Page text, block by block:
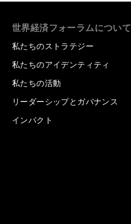
世界経済フォーラムについて
私たちのストラテジー
私たちのアイデンティティ
私たちの活動
リーダーシップとガバナンス
インパクト